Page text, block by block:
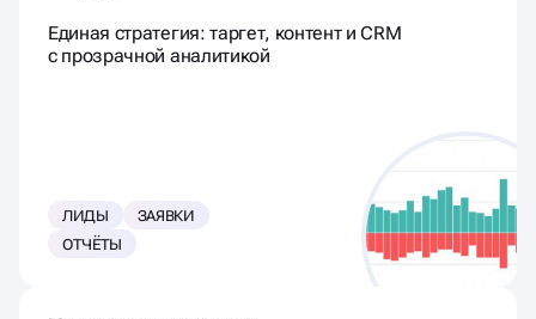
Единая стратегия: таргет, контент и CRM
с прозрачной аналитикой
ЛИДЫ
ЗАЯВКИ
ОТЧЁТЫ